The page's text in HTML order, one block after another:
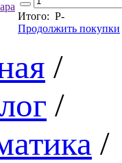
Итого: Р-
Продолжить покупки
/
/
/